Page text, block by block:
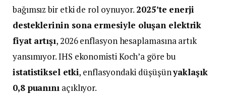
bağımsız bir etki de rol oynuyor. 2025’te enerji
desteklerinin sona ermesiyle oluşan elektrik
fiyat artışı, 2026 enflasyon hesaplamasına artık
yansımıyor. IHS ekonomisti Koch’a göre bu
istatistiksel etki, enflasyondaki düşüşünyaklaşık
0,8 puanını açıklıyor.